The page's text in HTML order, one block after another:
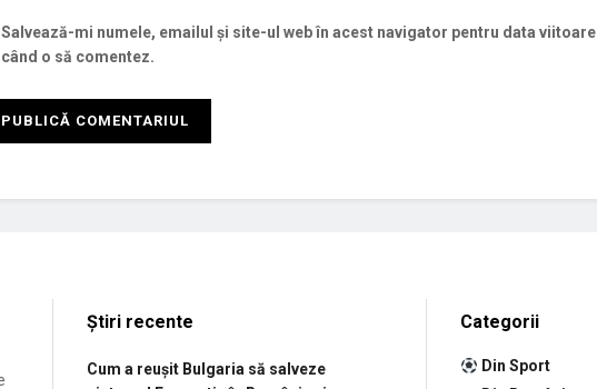
Salvează-mi numele, emailul și site-ul web în acest navigator pentru data viitoare
când o să comentez.
Știri recente
Cum a reușit Bulgaria să salveze
Categorii
Din Sport